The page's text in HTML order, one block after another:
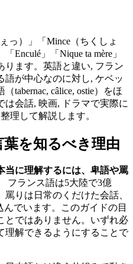
っ）」「Mince（ちくしょ
Enculé」「Nique ta mère」
ります。英語と違い, フラン
語が中心なのに対し, ケベッ
tabernac, câlice, ostie）をほ
会話, 映画, ドラマで実際に
理して解説します。
を知るべき理由
当に理解するには、卑語や罵
フランス語は5大陸で3億
りは日常のくだけた会話、
んでいます。このガイドの目
とではありません。いずれ必
理解できるようにすることで